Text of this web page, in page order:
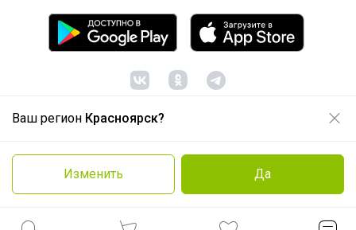
Ваш регион Красноярск?
Изменить Да
© ООО "Лявита", ОГРН 1122468054070, 2012 -2026
Политика конфиденциальности
Cоглашение пользователя